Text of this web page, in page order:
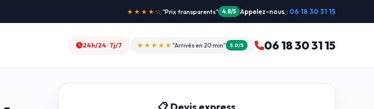
★★★★★ "Intervention dimanche" 5.0/5 Appelez-nous : 06 18 30 31 15
24h/24 · 7j/7 ★★★★★ "Arrivés en 20 min" 5.0/5 06 18 30 31 15